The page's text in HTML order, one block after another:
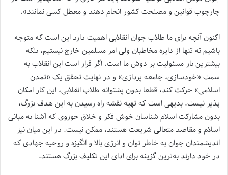
چارچوب قوانین و مصلحت کشور انجام دهند و معطل کسی نمانند».
اکنون آنچه برای ما طلاب جوان انقلابی اهمیت دارد این است که متوجه
باشیم نه تنها از دایره مخاطبان ولی امر مسلمین خارج نیستیم، بلکه
بیشترین بار مسئولیت بر دوش ما است. اگر قرار است این انقلاب به
سمت «خودسازی، جامعه پردازی» و در نهایت تحقق یک «تمدن
اسلامی» حرکت کند، قطعا بدون پشتوانه طلاب انقلابی، این کار امکان
پذیر نیست. بدیهی است که تهیه نقشه راه رسیدن به این هدف بزرگ،
بدون مشارکت اسلام شناسان خوش فکر و خلاق حوزوی که آشنا به مبانی
اسلام و مقاصد متعالی شریعت هستند، ممکن نیست. در این میان نیز
اندیشمندان جوان به خاطر توان و انرژی بالا و انگیزه و روحیه جهادی که
در خود دارند به‌ترین گزینه برای ادای این تکلیف بزرگ هستند.